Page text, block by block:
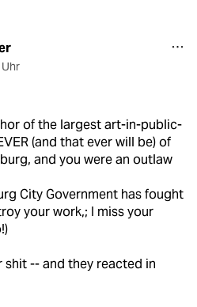
of the largest art-in-public-
(and that ever will be) of
and you were an outlaw
City Government has fought
your work,; I miss your
shit -- and they reacted in